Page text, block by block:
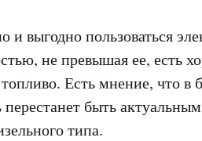
и выгодно пользоваться
не превышая ее, есть
Есть мнение, что
перестанет быть
типа.